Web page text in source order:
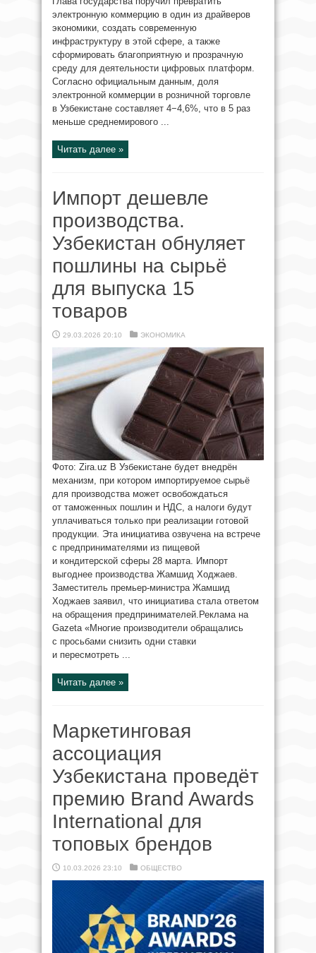
электронную коммерцию в один из драйверов
экономики, создать современную
инфраструктуру в этой сфере, а также
сформировать благоприятную и прозрачную
среду для деятельности цифровых платформ.
Согласно официальным данным, доля
электронной коммерции в розничной торговле
в Узбекистане составляет 4−4,6%, что в 5 раз
меньше среднемирового ...
Читать далее »
Импорт дешевле
производства.
Узбекистан обнуляет
пошлины на сырьё
для выпуска 15
товаров
29.03.2026 20:10 ЭКОНОМИКА
Фото: Zira.uz В Узбекистане будет внедрён
механизм, при котором импортируемое сырьё
для производства может освобождаться
от таможенных пошлин и НДС, а налоги будут
уплачиваться только при реализации готовой
продукции. Эта инициатива озвучена на встрече
с предпринимателями из пищевой
и кондитерской сферы 28 марта. Импорт
выгоднее производства Жамшид Ходжаев.
Заместитель премьер-министра Жамшид
Ходжаев заявил, что инициатива стала ответом
на обращения предпринимателей.Реклама на
Gazeta «Многие производители обращались
с просьбами снизить одни ставки
и пересмотреть ...
Читать далее »
Маркетинговая
ассоциация
Узбекистана проведёт
премию Brand Awards
International для
топовых брендов
10.03.2026 23:10 ОБЩЕСТВО